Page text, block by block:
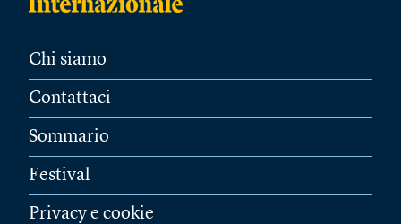
Chi siamo
Contattaci
Sommario
Festival
Privacy e cookie